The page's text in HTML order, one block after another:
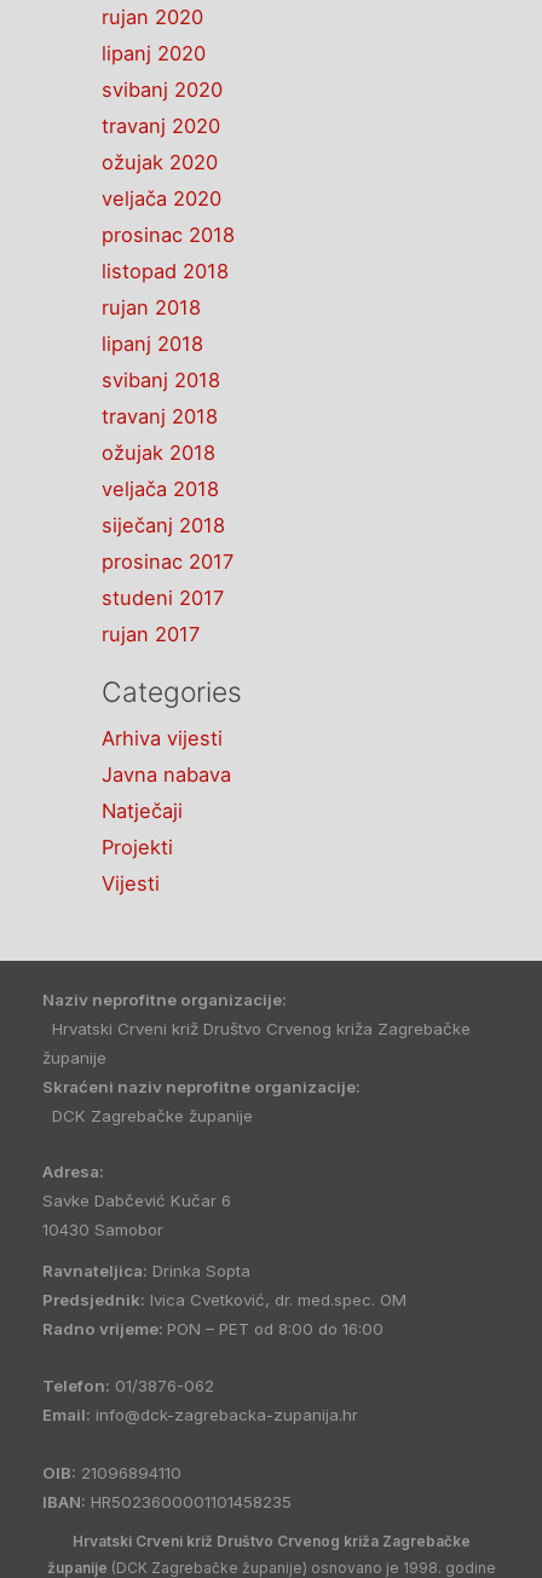
rujan 2020
lipanj 2020
svibanj 2020
travanj 2020
ožujak 2020
veljača 2020
prosinac 2018
listopad 2018
rujan 2018
lipanj 2018
svibanj 2018
travanj 2018
ožujak 2018
veljača 2018
siječanj 2018
prosinac 2017
studeni 2017
rujan 2017
Categories
Arhiva vijesti
Javna nabava
Natječaji
Projekti
Vijesti
Naziv neprofitne organizacije:
Hrvatski Crveni križ Društvo Crvenog križa Zagrebačke
županije
Skraćeni naziv neprofitne organizacije:
DCK Zagrebačke županije
Adresa:
Savke Dabčević Kučar 6
10430 Samobor
Ravnateljica: Drinka Sopta
Predsjednik: Ivica Cvetković, dr. med.spec. OM
Radno vrijeme: PON – PET od 8:00 do 16:00
Telefon: 01/3876-062
Email: info@dck-zagrebacka-zupanija.hr
OIB: 21096894110
IBAN: HR5023600001101458235
Hrvatski Crveni križ Društvo Crvenog križa Zagrebačke
županije (DCK Zagrebačke županije) osnovano je 1998. godine